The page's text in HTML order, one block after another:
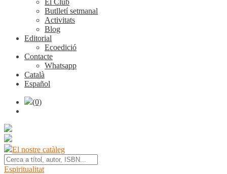
El Club
Butlletí setmanal
Activitats
Blog
Editorial
Ecoedició
Contacte
Whatsapp
Català
Español
(0)
El nostre catàleg
Espiritualitat